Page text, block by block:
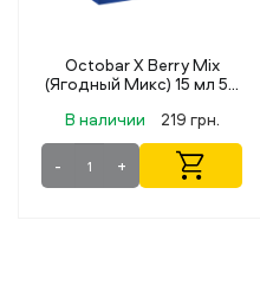
Flavorlab Rainberry Candy
Melon (Конфетный
В наличии 499 грн.
- +